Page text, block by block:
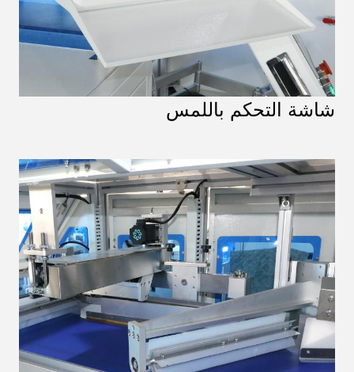
شاشة التحكم باللمس